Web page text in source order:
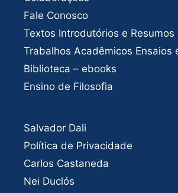
Fale Conosco
Textos Introdutórios e Resumos
Trabalhos Acadêmicos Ensaios
Biblioteca – ebooks
Ensino de Filosofia
Salvador Dali
Política de Privacidade
Carlos Castaneda
Nei Duclós